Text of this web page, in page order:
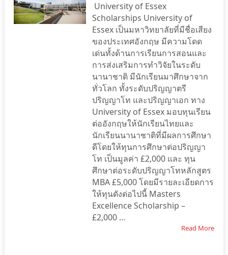
University of Essex
Scholarships University of
Essex เป็นมหาวิทยาลัยที่มีชื่อเสียง
ของประเทศอังกฤษ มีความโดด
เด่นทั้งด้านการเรียนการสอนและ
การส่งเสริมการทำวิจัยในระดับ
นานาชาติ มีนักเรียนมาศึกษาจาก
ทั่วโลก ทั้งระดับปริญญาตรี
ปริญญาโท และปริญญาเอก ทาง
University of Essex มอบทุนเรียน
ต่ออังกฤษให้นักเรียนไทยและ
นักเรียนนานาชาติที่มีผลการศึกษา
ดีโดยให้ทุนการศึกษาต่อปริญญา
โท เป็นมูลค่า £2,000 และ ทุน
ศึกษาต่อระดับปริญญาโทหลักสูตร
MBA £5,000 โดยมีรายละเอียดการ
ให้ทุนดังต่อไปนี้ Masters
Excellence Scholarship –
£2,000 …
Read More